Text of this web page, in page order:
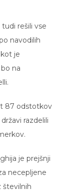
rešili vse
navodilih
je
na
87 odstotkov
razdelili
je prejšnji
necepljene
številnih